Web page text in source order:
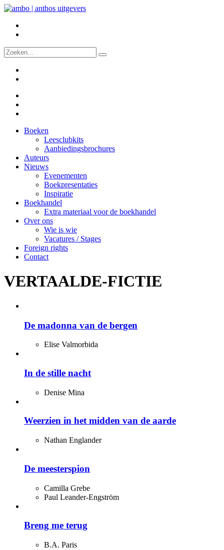
Boeken
Leesclubkits
Aanbiedingsbrochures
Auteurs
Nieuws
Evenementen
Boekpresentaties
Inspiratie
Boekhandel
Extra materiaal voor de boekhandel
Over ons
Wie is wie
Vacatures / Stages
Foreign rights
Contact
VERTAALDE-FICTIE
De madonna van de bergen
Elise Valmorbida
In de stille nacht
Denise Mina
Weerzien in het midden van de aarde
Nathan Englander
De meesterspion
Camilla Grebe
Paul Leander-Engström
Breng me terug
B.A. Paris